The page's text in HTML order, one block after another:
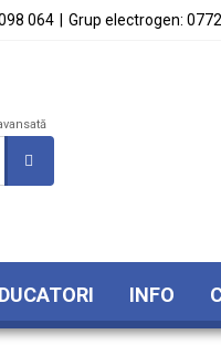
064 Grup electrogen:
INFO